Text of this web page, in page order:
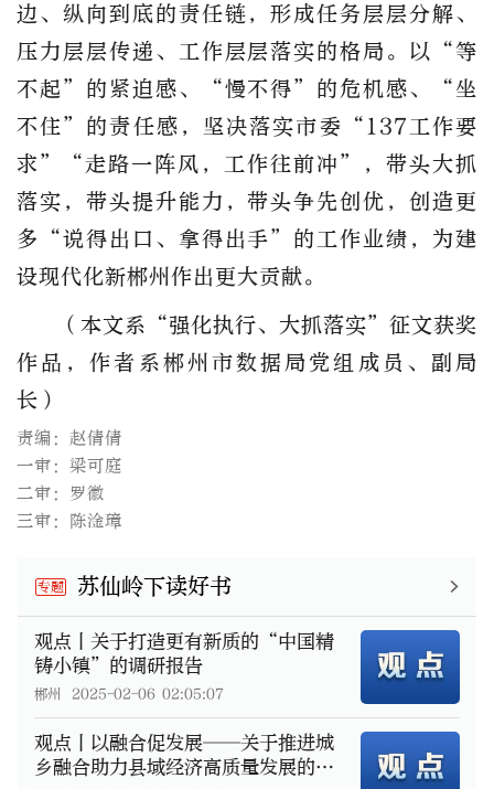
边、纵向到底的责任链，形成任务层层分解、
压力层层传递、工作层层落实的格局。以“等
不起”的紧迫感、“慢不得”的危机感、“坐
不住”的责任感，坚决落实市委“137工作要
求”“走路一阵风，工作往前冲”，带头大抓
落实，带头提升能力，带头争先创优，创造更
多“说得出口、拿得出手”的工作业绩，为建
设现代化新郴州作出更大贡献。
（本文系“强化执行、大抓落实”征文获奖
作品，作者系郴州市数据局党组成员、副局
长）
责编：赵倩倩
一审：梁可庭
二审：罗徽
三审：陈淦璋
专题 苏仙岭下读好书
观点丨关于打造更有新质的“中国精
铸小镇”的调研报告
郴州 2025-02-06 02:05:07
观点丨以融合促发展——关于推进城
乡融合助力县域经济高质量发展的思